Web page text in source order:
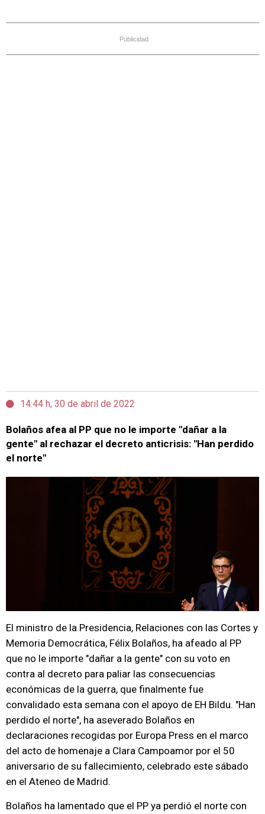
Publicidad
14:44 h, 30 de abril de 2022
Bolaños afea al PP que no le importe "dañar a la
gente" al rechazar el decreto anticrisis: "Han perdido
el norte"
El ministro de la Presidencia, Relaciones con las Cortes y
Memoria Democrática, Félix Bolaños, ha afeado al PP
que no le importe "dañar a la gente" con su voto en
contra al decreto para paliar las consecuencias
económicas de la guerra, que finalmente fue
convalidado esta semana con el apoyo de EH Bildu. "Han
perdido el norte", ha aseverado Bolaños en
declaraciones recogidas por Europa Press en el marco
del acto de homenaje a Clara Campoamor por el 50
aniversario de su fallecimiento, celebrado este sábado
en el Ateneo de Madrid.
Bolaños ha lamentado que el PP ya perdió el norte con